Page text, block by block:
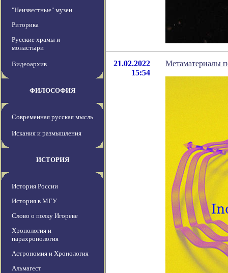
"Неизвестные" музеи
Риторика
Русские храмы и
монастыри
Видеоархив
ФИЛОСОФИЯ
Современная русская мысль
Искания и размышления
ИСТОРИЯ
История России
История в МГУ
Слово о полку Игореве
Хронология и
парахронология
Астрономия и Хронология
Альмагест
21.02.2022
15:54
Метаматериалы